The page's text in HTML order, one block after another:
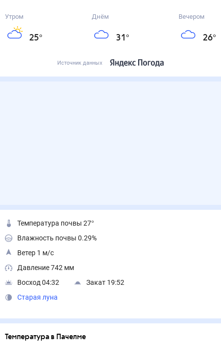
Утром
25°
Днём
31 °
Вечером
26°
Источник данных
Температура почвы 27°
Влажность почвы 0.29%
Ветер 1 м/с
Давление 742 мм
Восход 04:32
Закат 19:52
Старая луна
Температура в Пачелме